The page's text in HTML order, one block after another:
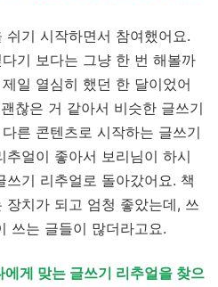
기 시작하면서 참여했어요.
기 보다는 그냥 한 번 해볼까
일 열심히 했던 한 달이었어
찮은 거 같아서 비슷한 글쓰기
른 콘텐츠로 시작하는 글쓰기
얼이 좋아서 보리님이 하시
기 리추얼로 돌아갔어요. 책
치가 되고 엄청 좋았는데, 쓰
쓰는 글들이 많더라고요.
게 맞는 글쓰기 리추얼을 찾으